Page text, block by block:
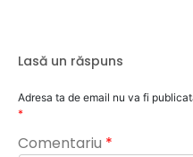
Lasă un răspuns
Adresa ta de email nu va fi
*
Comentariu *